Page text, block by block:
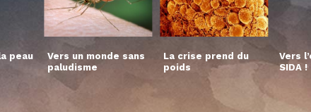
peau
Vers un monde sans
paludisme
La crise prend du
poids
Vers
SIDA !